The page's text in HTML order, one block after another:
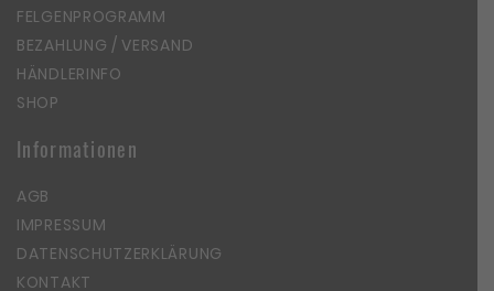
FELGENPROGRAMM
BEZAHLUNG / VERSAND
HÄNDLERINFO
SHOP
Informationen
AGB
IMPRESSUM
DATENSCHUTZERKLÄRUNG
KONTAKT